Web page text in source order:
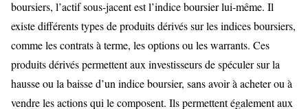
boursiers, l’actif sous-jacent est l’indice boursier lui-même. Il
existe différents types de produits dérivés sur les indices boursiers,
comme les contrats à terme, les options ou les warrants. Ces
produits dérivés permettent aux investisseurs de spéculer sur la
hausse ou la baisse d’un indice boursier, sans avoir à acheter ou à
vendre les actions qui le composent. Ils permettent également aux